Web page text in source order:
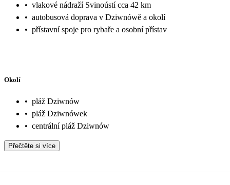
• vlakové nádraží Svinoústí cca 42 km
• autobusová doprava v Dziwnówě a okolí
• přístavní spoje pro rybaře a osobní přístav
Okolí
• pláž Dziwnów
• pláž Dziwnówek
• centrální pláž Dziwnów
Přečtěte si více